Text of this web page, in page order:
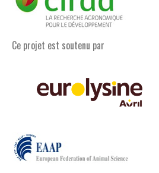
Ce projet est soutenu par